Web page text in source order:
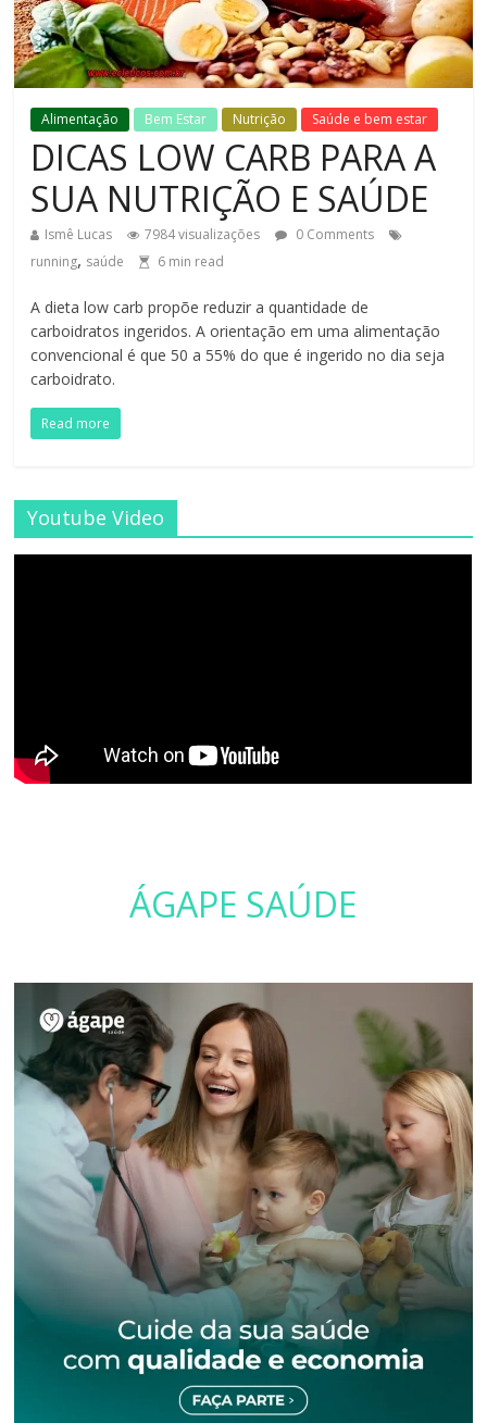
Alimentação Bem Estar Nutrição Saúde e bem estar
DICAS LOW CARB PARA A
SUA NUTRIÇÃO E SAÚDE
Ismê Lucas 7984 visualizações
0 Comments
running, saúde 6 min read
A dieta low carb propõe reduzir a quantidade de
carboidratos ingeridos. A orientação em uma alimentação
convencional é que 50 a 55% do que é ingerido no dia seja
carboidrato.
Read more
Youtube Video
ÁGAPE SAÚDE